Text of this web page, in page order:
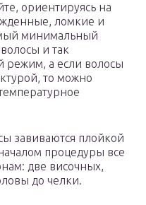
ориентируясь на
ломкие и
минимальный
и так
режим, а если волосы
то можно
завиваются плойкой
процедуры все
две височных,
до челки.